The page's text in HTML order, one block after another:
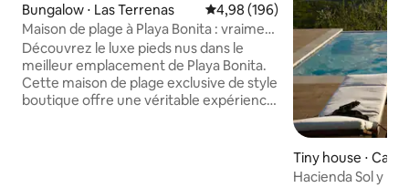
Bungalow ⋅ Las Terrenas Évaluation moyenne sur la
4,98 (196)
Maison de plage à Playa Bonita : vraiment
en bord de mer !
Découvrez le luxe pieds nus dans le
meilleur emplacement de Playa Bonita.
Cette maison de plage exclusive de style
boutique offre une véritable expérience
Tiny house ⋅
Hacienda Sol y